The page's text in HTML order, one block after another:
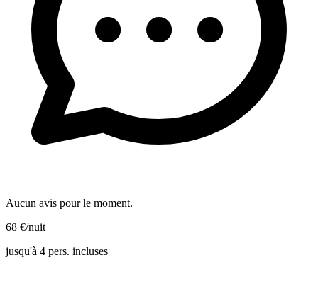
Aucun avis pour le moment.
68 €/nuit
jusqu'à 4 pers. incluses